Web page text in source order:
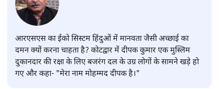
आरएसएस का ईको सिस्टम हिंदुओं में मानवता जैसी अच्छाई का
दमन क्यों करना चाहता है? कोटद्वार में दीपक कुमार एक मुस्लिम
दुकानदार की रक्षा के लिए बजरंग दल के उग्र लोगों के सामने खड़े हो
गए और कहा- "मेरा नाम मोहम्मद दीपक है।"